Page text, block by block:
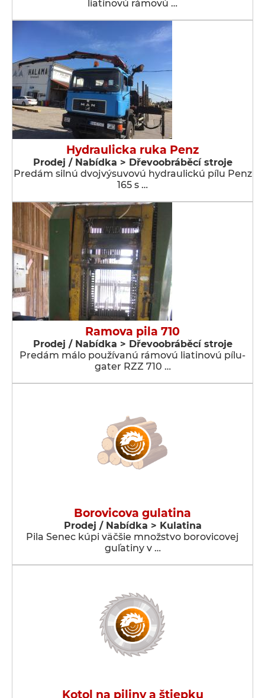
liatinovú rámovú …
Hydraulicka ruka Penz
Prodej / Nabídka > Dřevoobráběcí stroje
Predám silnú dvojvýsuvovú hydraulickú pílu Penz
165 s …
Ramova pila 710
Prodej / Nabídka > Dřevoobráběcí stroje
Predám málo používanú rámovú liatinovú pílu-
gater RZZ 710 …
Borovicova gulatina
Prodej / Nabídka > Kulatina
Pila Senec kúpi väčšie množstvo borovicovej
guľatiny v …
Kotol na piliny a štiepku